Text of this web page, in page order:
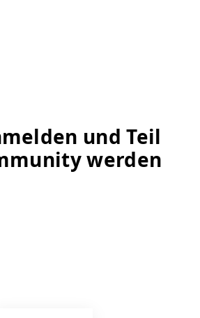
und Teil
werden